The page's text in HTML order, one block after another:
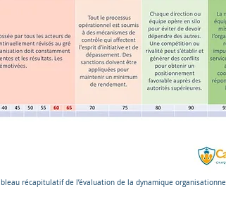
récapitulatif de l’évaluation de la dynamique